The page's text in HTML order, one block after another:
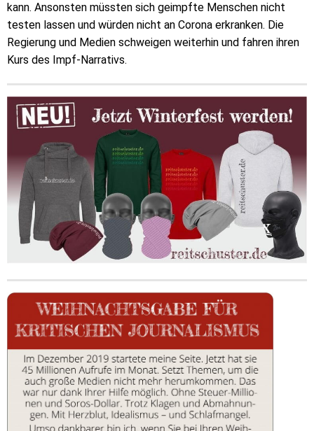
kann. Ansonsten müssten sich geimpfte Menschen nicht
testen lassen und würden nicht an Corona erkranken. Die
Regierung und Medien schweigen weiterhin und fahren ihren
Kurs des Impf-Narrativs.